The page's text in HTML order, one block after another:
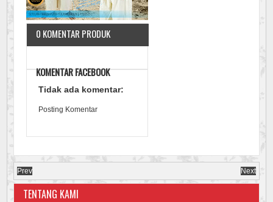
0 KOMENTAR PRODUK
KOMENTAR FACEBOOK
Tidak ada komentar:
Posting Komentar
Prev Next
TENTANG KAMI